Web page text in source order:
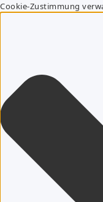
Cookie-Zustimmung